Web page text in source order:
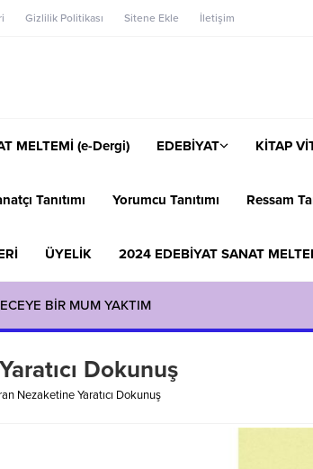
Gizlilik Politikası Sitene Ekle İletişim
MELTEMİ (e-Dergi) EDEBİYAT KİTAP
Tanıtımı Yorumcu Tanıtımı Ressam
ÜYELİK 2024 EDEBİYAT SANAT
BİR MUM YAKTIM
Dokunuş
Nezaketine Yaratıcı Dokunuş